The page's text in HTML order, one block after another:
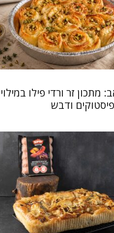
מתכון זר ורדי פילו במילוי
ודבש